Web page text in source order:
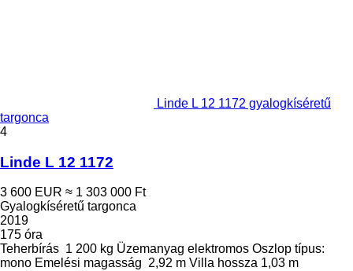
Linde L 12 1172 gyalogkíséretű
targonca
4
Linde L 12 1172
3 600 EUR ≈ 1 303 000 Ft
Gyalogkíséretű targonca
2019
175 óra
Teherbírás 1 200 kg Üzemanyag elektromos Oszlop típus:
mono Emelési magasság 2,92 m Villa hossza 1,03 m